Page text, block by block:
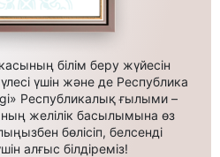
білім беру жүйесін
үшін және де Республика
Республикалық ғылыми –
желілік басылымына өз
бөлісіп, белсенді
алғыс білдіреміз!